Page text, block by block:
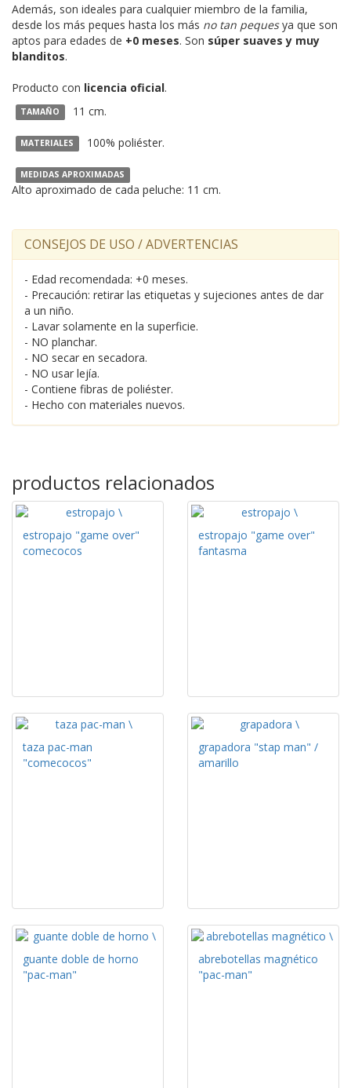
Además, son ideales para cualquier miembro de la familia,
desde los más peques hasta los más no tan pequesya que son
aptos para edades de +0 meses. Son súper suaves y muy
blanditos.
Producto con licencia oficial.
TAMAÑO 11 cm.
MATERIALES 100% poliéster.
MEDIDAS APROXIMADAS
Alto aproximado de cada peluche: 11 cm.
CONSEJOS DE USO / ADVERTENCIAS
- Edad recomendada: +0 meses.
- Precaución: retirar las etiquetas y sujeciones antes de dar
a un niño.
- Lavar solamente en la superficie.
- NO planchar.
- NO secar en secadora.
- NO usar lejía.
- Contiene fibras de poliéster.
- Hecho con materiales nuevos.
productos relacionados
estropajo "game over"
comecocos
estropajo "game over"
fantasma
taza pac-man
"comecocos"
grapadora "stap man" /
amarillo
guante doble de horno
"pac-man"
abrebotellas magnético
"pac-man"